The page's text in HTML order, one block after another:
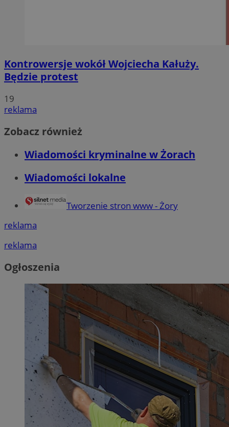
Kontrowersje wokół Wojciecha Kałuży.
Będzie protest
19
reklama
Zobacz również
Wiadomości kryminalne w Żorach
Wiadomości lokalne
Tworzenie stron www - Żory
reklama
reklama
Ogłoszenia